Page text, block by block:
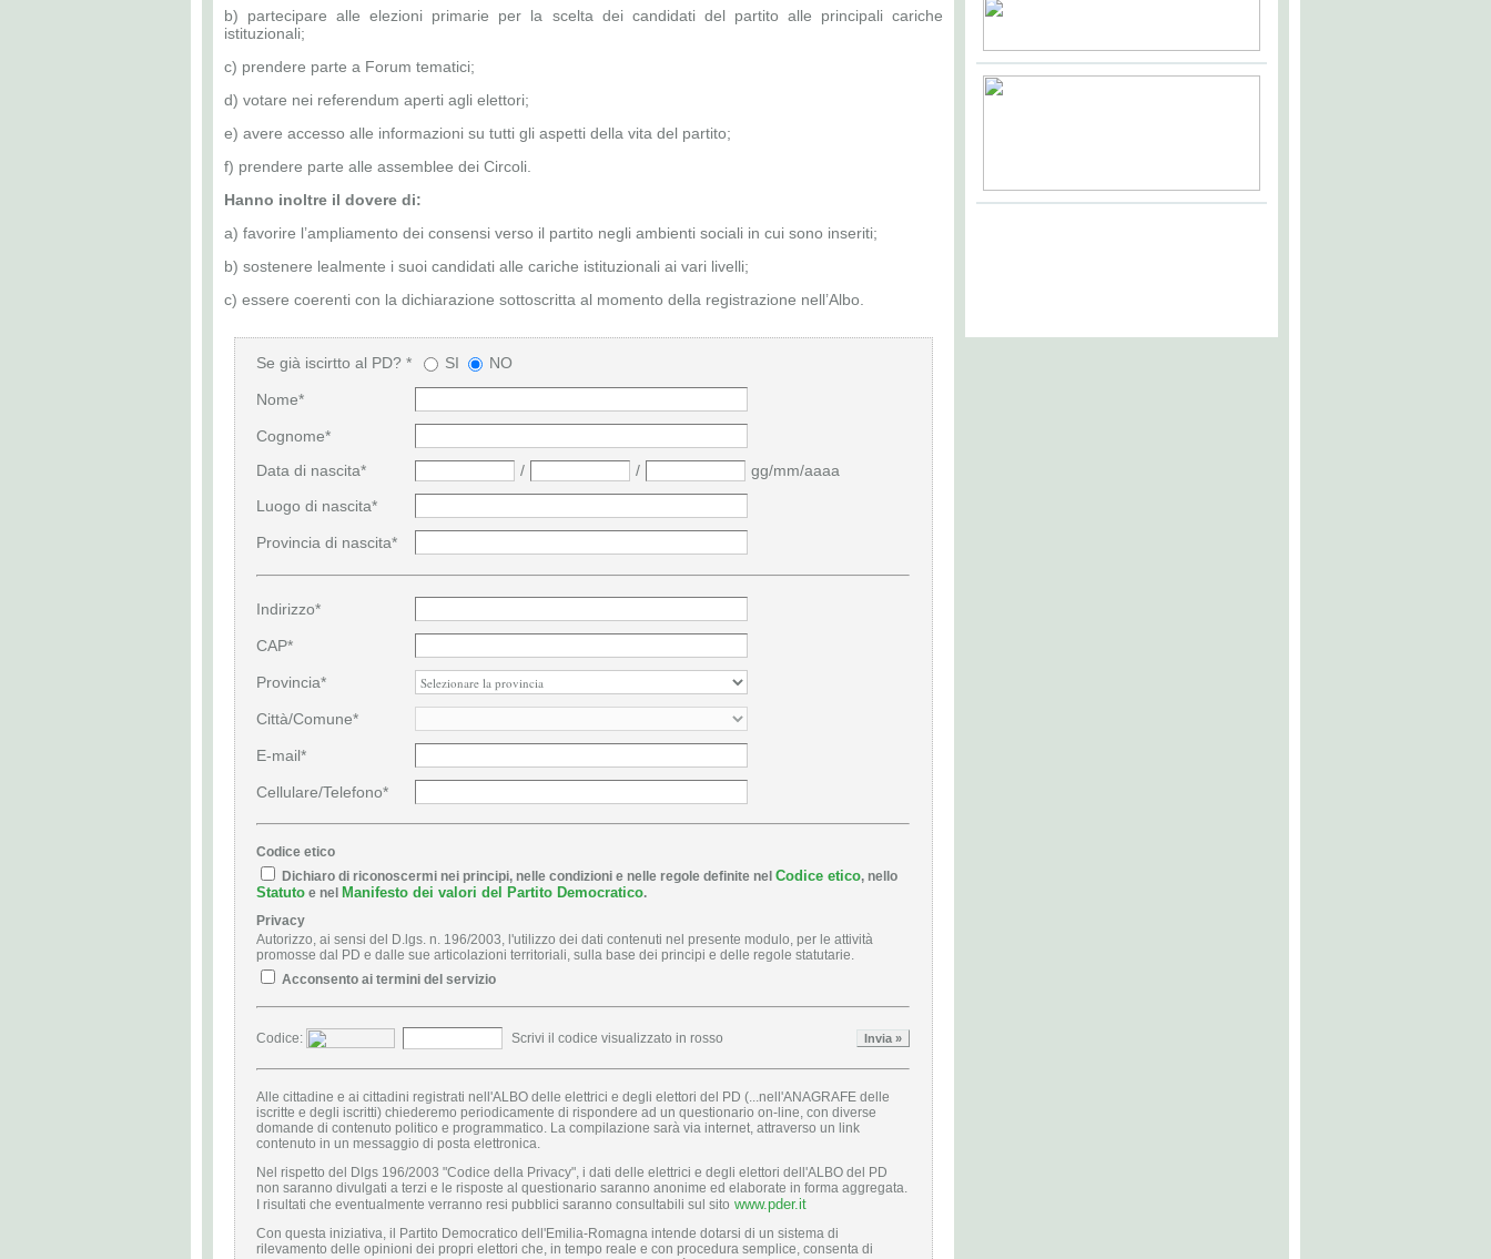
b) partecipare alle elezioni primarie per la scelta dei candidati del partito alle principali cariche
istituzionali;
c) prendere parte a Forum tematici;
d) votare nei referendum aperti agli elettori;
e) avere accesso alle informazioni su tutti gli aspetti della vita del partito;
f) prendere parte alle assemblee dei Circoli.
Hanno inoltre il dovere di:
a) favorire l’ampliamento dei consensi verso il partito negli ambienti sociali in cui sono inseriti;
b) sostenere lealmente i suoi candidati alle cariche istituzionali ai vari livelli;
c) essere coerenti con la dichiarazione sottoscritta al momento della registrazione nell’Albo.
Se già iscirtto al PD? * SI NO
Nome*
Cognome*
Data di nascita*
/ /
gg/mm/aaaa
Luogo di nascita*
Provincia di nascita*
Indirizzo*
CAP*
Provincia*
Città/Comune*
E-mail*
Cellulare/Telefono*
Codice etico
Dichiaro di riconoscermi nei principi, nelle condizioni e nelle regole definite nel Codice etico, nello
Statutoe nel Manifesto dei valori del Partito Democratico.
Privacy
Autorizzo, ai sensi del D.lgs. n. 196/2003, l'utilizzo dei dati contenuti nel presente modulo, per le attività
promosse dal PD e dalle sue articolazioni territoriali, sulla base dei principi e delle regole statutarie.
Acconsento ai termini del servizio
Codice: Scrivi il codice visualizzato in rosso
Alle cittadine e ai cittadini registrati nell'ALBO delle elettrici e degli elettori del PD (...nell'ANAGRAFE delle
iscritte e degli iscritti) chiederemo periodicamente di rispondere ad un questionario on-line, con diverse
domande di contenuto politico e programmatico. La compilazione sarà via internet, attraverso un link
contenuto in un messaggio di posta elettronica.
Nel rispetto del Dlgs 196/2003 "Codice della Privacy", i dati delle elettrici e degli elettori dell'ALBO del PD
non saranno divulgati a terzi e le risposte al questionario saranno anonime ed elaborate in forma aggregata.
I risultati che eventualmente verranno resi pubblici saranno consultabili sul sito www.pder.it
Con questa iniziativa, il Partito Democratico dell'Emilia-Romagna intende dotarsi di un sistema di
rilevamento delle opinioni dei propri elettori che, in tempo reale e con procedura semplice, consenta di